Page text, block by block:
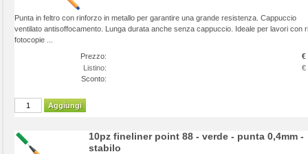
Punta in feltro con rinforzo in metallo per garantire una grande resistenza. Cappuccio
ventilato antisoffocamento. Lunga durata anche senza cappuccio. Ideale per lavori con
fotocopie ...
Prezzo:
€
Listino:
€
Sconto:
Aggiungi
10pz fineliner point 88 - verde - punta 0,4mm -
stabilo